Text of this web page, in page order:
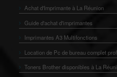
Achat d'Imprimante à La Réunion
Guide d'achat d'imprimantes
Imprimantes A3 Multifonctions
Location de Pc de bureau complet
Toners Brother disponibles à La